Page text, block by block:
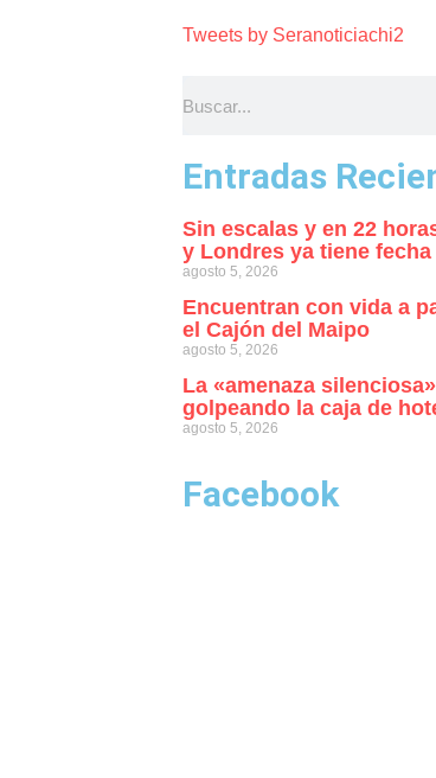
Tweets by Seranoticiachi2
Entradas
Sin escalas y en 22
y Londres ya tiene fecha
agosto 5, 2026
Encuentran con vida a
el Cajón del Maipo
agosto 5, 2026
La «amenaza
golpeando la caja de
agosto 5, 2026
Facebook